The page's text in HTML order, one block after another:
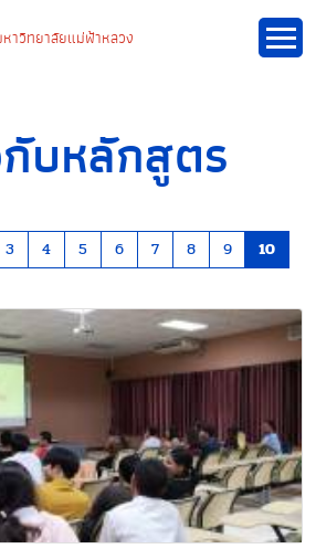
บหลักสูตร
3 4 5 6 7 8 9 10